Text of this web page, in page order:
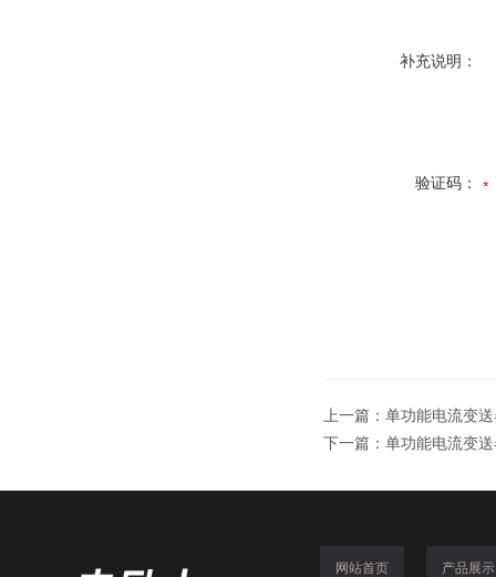
补充说明：
验证码：
上一篇： 单功能电流变
下一篇： 单功能电流变
网站首页 产品展示